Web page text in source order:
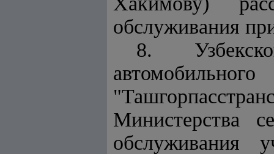
обслуживания
8.
Министерства
обслуживания